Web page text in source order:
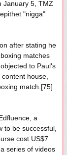
January 5, TMZ
"nigga"
after stating he
matches
to Paul's
house,
match.[75]
a
to be successful,
cost US$7
series of videos